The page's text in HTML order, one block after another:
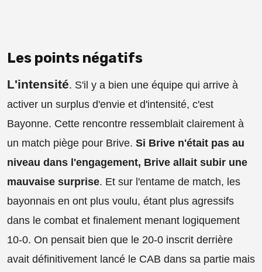
Les points négatifs
L'intensité. S'il y a bien une équipe qui arrive à
activer un surplus d'envie et d'intensité, c'est
Bayonne. Cette rencontre ressemblait clairement à
un match piège pour Brive. Si Brive n'était pas au
niveau dans l'engagement, Brive allait subir une
mauvaise surprise. Et sur l'entame de match, les
bayonnais en ont plus voulu, étant plus agressifs
dans le combat et finalement menant logiquement
10-0. On pensait bien que le 20-0 inscrit derrière
avait définitivement lancé le CAB dans sa partie mais